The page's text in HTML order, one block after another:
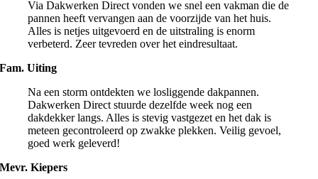
Via Dakwerken Direct vonden we snel een vakman die de
pannen heeft vervangen aan de voorzijde van het huis.
Alles is netjes uitgevoerd en de uitstraling is enorm
verbeterd. Zeer tevreden over het eindresultaat.
Fam. Uiting
Na een storm ontdekten we losliggende dakpannen.
Dakwerken Direct stuurde dezelfde week nog een
dakdekker langs. Alles is stevig vastgezet en het dak is
meteen gecontroleerd op zwakke plekken. Veilig gevoel,
goed werk geleverd!
Mevr. Kiepers